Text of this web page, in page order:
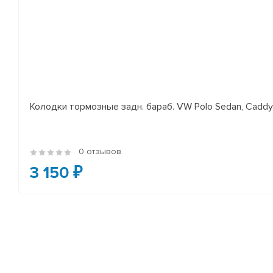
Колодки тормозные задн. бараб. VW Polo Sedan, Caddy
0 отзывов
3 150 ₽